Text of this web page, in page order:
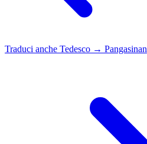
Traduci anche Tedesco → Pangasinan